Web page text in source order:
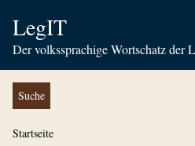
LegIT
Der volkssprachige Wortschatz der
Suche
Startseite